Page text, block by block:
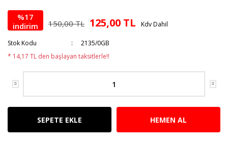
%17
indirim
150,00 TL 125,00 TL Kdv Dahil
Stok Kodu
2135/0GB
* 14,17 TL den başlayan taksitlerle!!
SEPETE EKLE HEMEN AL